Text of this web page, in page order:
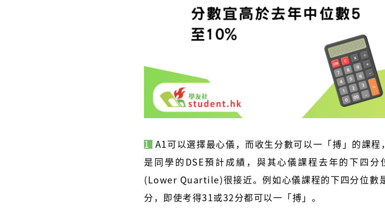
1
A1可以選擇最心儀，而收生分數可以一「搏」的課程
是同學的DSE預計 成績，與其心儀課程去年的下四分
(Lower Quartile)很接近。例如心儀課程的下四分位數
分，即使考得31或32分都可以一「搏」。